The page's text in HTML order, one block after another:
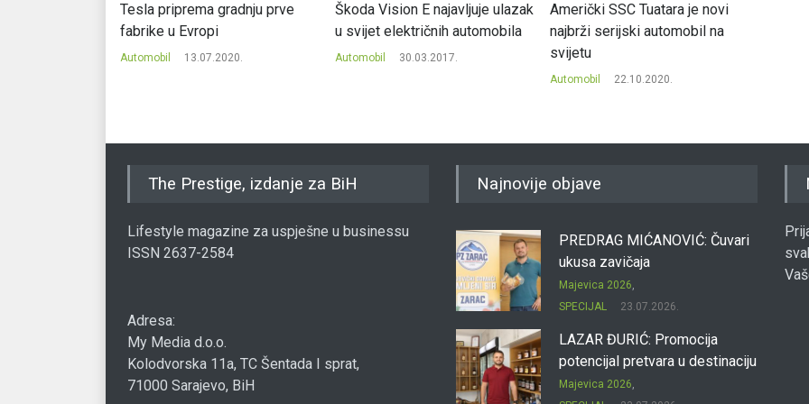
Tesla priprema gradnju prve
fabrike u Evropi
Automobil 13.07.2020.
Škoda Vision E najavljuje ulazak
u svijet električnih automobila
Automobil 30.03.2017.
Američki SSC Tuatara je novi
najbrži serijski automobil na
svijetu
Automobil 22.10.2020.
The Prestige, izdanje za BiH
Lifestyle magazine za uspješne u businessu
ISSN 2637-2584
Adresa:
My Media d.o.o.
Kolodvorska 11a, TC Šentada I sprat,
71000 Sarajevo, BiH
Najnovije objave
PREDRAG MIĆANOVIĆ: Čuvari
ukusa zavičaja
Majevica 2026
SPECIJAL
23.07.2026.
LAZAR ĐURIĆ: Promocija
potencijal pretvara u destinaciju
Majevica 2026